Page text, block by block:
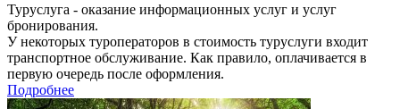
Туруслуга - оказание информационных услуг и услуг
бронирования.
У некоторых туроператоров в стоимость туруслуги входит
транспортное обслуживание. Как правило, оплачивается в
первую очередь после оформления.
Подробнее